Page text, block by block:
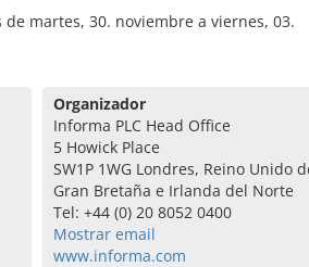
de martes, 30. noviembre a viernes, 03.
Organizador
Informa PLC Head Office
5 Howick Place
SW1P 1WG Londres, Reino Unido
Gran Bretaña e Irlanda del Norte
Tel: +44 (0) 20 8052 0400
Mostrar email
www.informa.com